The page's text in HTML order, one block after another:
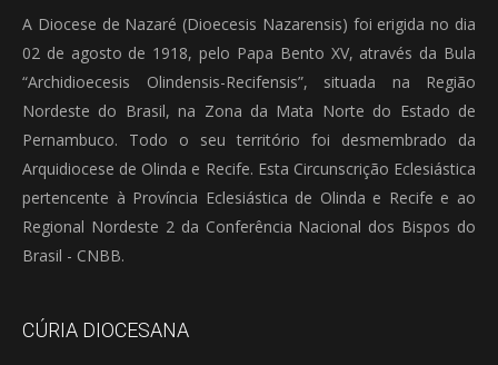
A Diocese de Nazaré (Dioecesis Nazarensis) foi erigida no dia
02 de agosto de 1918, pelo Papa Bento XV, através da Bula
“Archidioecesis Olindensis-Recifensis”, situada na Região
Nordeste do Brasil, na Zona da Mata Norte do Estado de
Pernambuco. Todo o seu território foi desmembrado da
Arquidiocese de Olinda e Recife. Esta Circunscrição Eclesiástica
pertencente à Província Eclesiástica de Olinda e Recife e ao
Regional Nordeste 2 da Conferência Nacional dos Bispos do
Brasil - CNBB.
CÚRIA DIOCESANA